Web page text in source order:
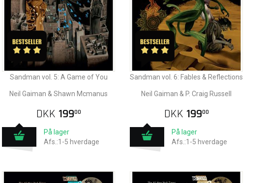
Sandman vol. 5: A Game of You
Neil Gaiman & Shawn Mcmanus
DKK 19900
På lager
Afs.:1-5 hverdage
Sandman vol. 6: Fables & Reflections
Neil Gaiman & P. Craig Russell
DKK 19900
På lager
Afs.:1-5 hverdage